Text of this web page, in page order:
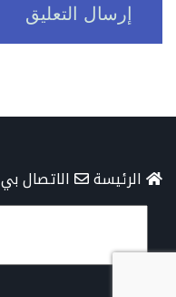
الرئيسة الاتصال بي